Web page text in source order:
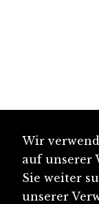
Wir
auf unserer
Sie weiter
unserer